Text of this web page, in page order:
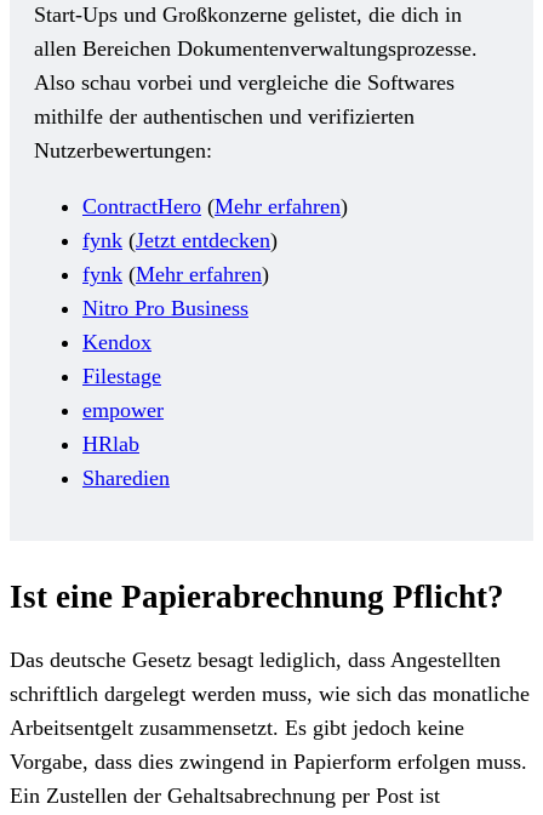
Start-Ups und Großkonzerne gelistet, die dich in
allen Bereichen Dokumentenverwaltungsprozesse.
Also schau vorbei und vergleiche die Softwares
mithilfe der authentischen und verifizierten
Nutzerbewertungen:
ContractHero (Mehr erfahren)
fynk (Jetzt entdecken)
fynk (Mehr erfahren)
Nitro Pro Business
Kendox
Filestage
empower
HRlab
Sharedien
Ist eine Papierabrechnung Pflicht?
Das deutsche Gesetz besagt lediglich, dass Angestellten
schriftlich dargelegt werden muss, wie sich das monatliche
Arbeitsentgelt zusammensetzt. Es gibt jedoch keine
Vorgabe, dass dies zwingend in Papierform erfolgen muss.
Ein Zustellen der Gehaltsabrechnung per Post ist